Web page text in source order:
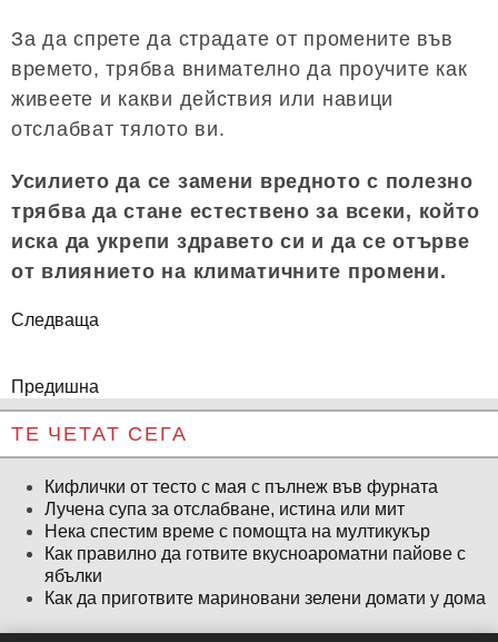
За да спрете да страдате от промените във
времето, трябва внимателно да проучите как
живеете и какви действия или навици
отслабват тялото ви.
Усилието да се замени вредното с полезно
трябва да стане естествено за всеки, който
иска да укрепи здравето си и да се отърве
от влиянието на климатичните промени.
Следваща
Предишна
ТЕ ЧЕТАТ СЕГА
Кифлички от тесто с мая с пълнеж във фурната
Лучена супа за отслабване, истина или мит
Нека спестим време с помощта на мултикукър
Как правилно да готвите вкусноароматни пайове с
ябълки
Как да приготвите мариновани зелени домати у дома